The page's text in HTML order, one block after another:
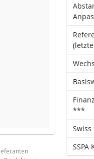
360.316
***
Swiss
SSPA